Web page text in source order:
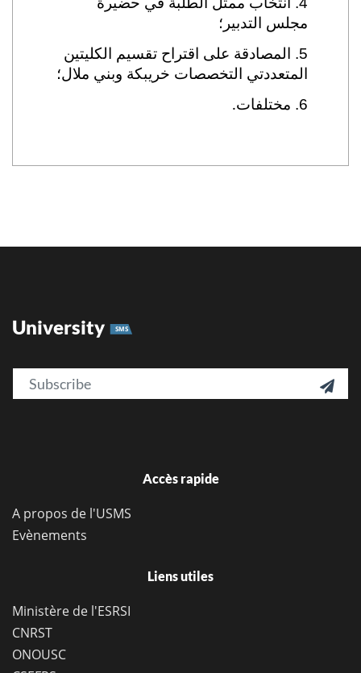
مجلس التدبير؛
5.
المصادقة على اقتراح تقسيم الكليتين
المتعددتي التخصصات خريبكة وبني ملال؛
6. مختلفات.
University SMS
Email 
Accès rapide
A propos de l'USMS
Evènements
Liens utiles
Ministère de l'ESRSI
CNRST
ONOUSC